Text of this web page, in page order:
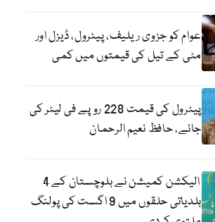
عوام کو جزوی ریلیف، پیٹرول، ڈیزل اور
مٹی کے تیل کی قیمتوں میں کمی
پیٹرول کی قیمت 228 روپے فی لیٹر کی
جائے، حافظ نعیم الرحمان
الیکشن کمیشن نے بلوچستان کے 4
بلدیاتی حلقوں میں 9 اگست کی پولنگ